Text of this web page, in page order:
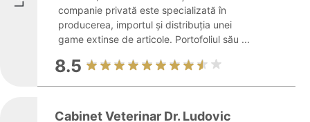
companie privată este specializată în
producerea, importul și distribuția unei
game extinse de articole. Portofoliul său ...
8.5
Cabinet Veterinar Dr. Ludovic